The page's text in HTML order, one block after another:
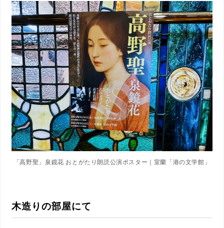
「高野聖 」 泉鏡花 おとがたり朗読公演ポスター｜室蘭「港の文学館」
木造りの部屋にて